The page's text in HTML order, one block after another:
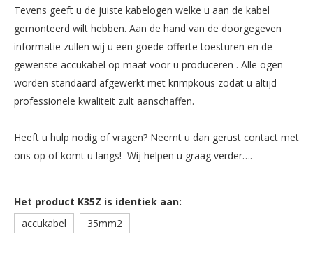
Tevens geeft u de juiste kabelogen welke u aan de kabel
gemonteerd wilt hebben. Aan de hand van de doorgegeven
informatie zullen wij u een goede offerte toesturen en de
gewenste accukabel op maat voor u produceren . Alle ogen
worden standaard afgewerkt met krimpkous zodat u altijd
professionele kwaliteit zult aanschaffen.
Heeft u hulp nodig of vragen? Neemt u dan gerust contact met
ons op of komt u langs! Wij helpen u graag verder….
Het product K35Z is identiek aan:
accukabel
35mm2